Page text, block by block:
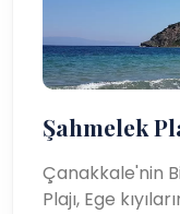
Şahmelek
Çanakkale'nin
Plajı, Ege